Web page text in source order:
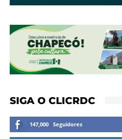
SIGA O CLICRDC
147,000 Seguidores